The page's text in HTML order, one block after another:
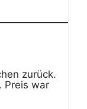
zurück.
Preis war